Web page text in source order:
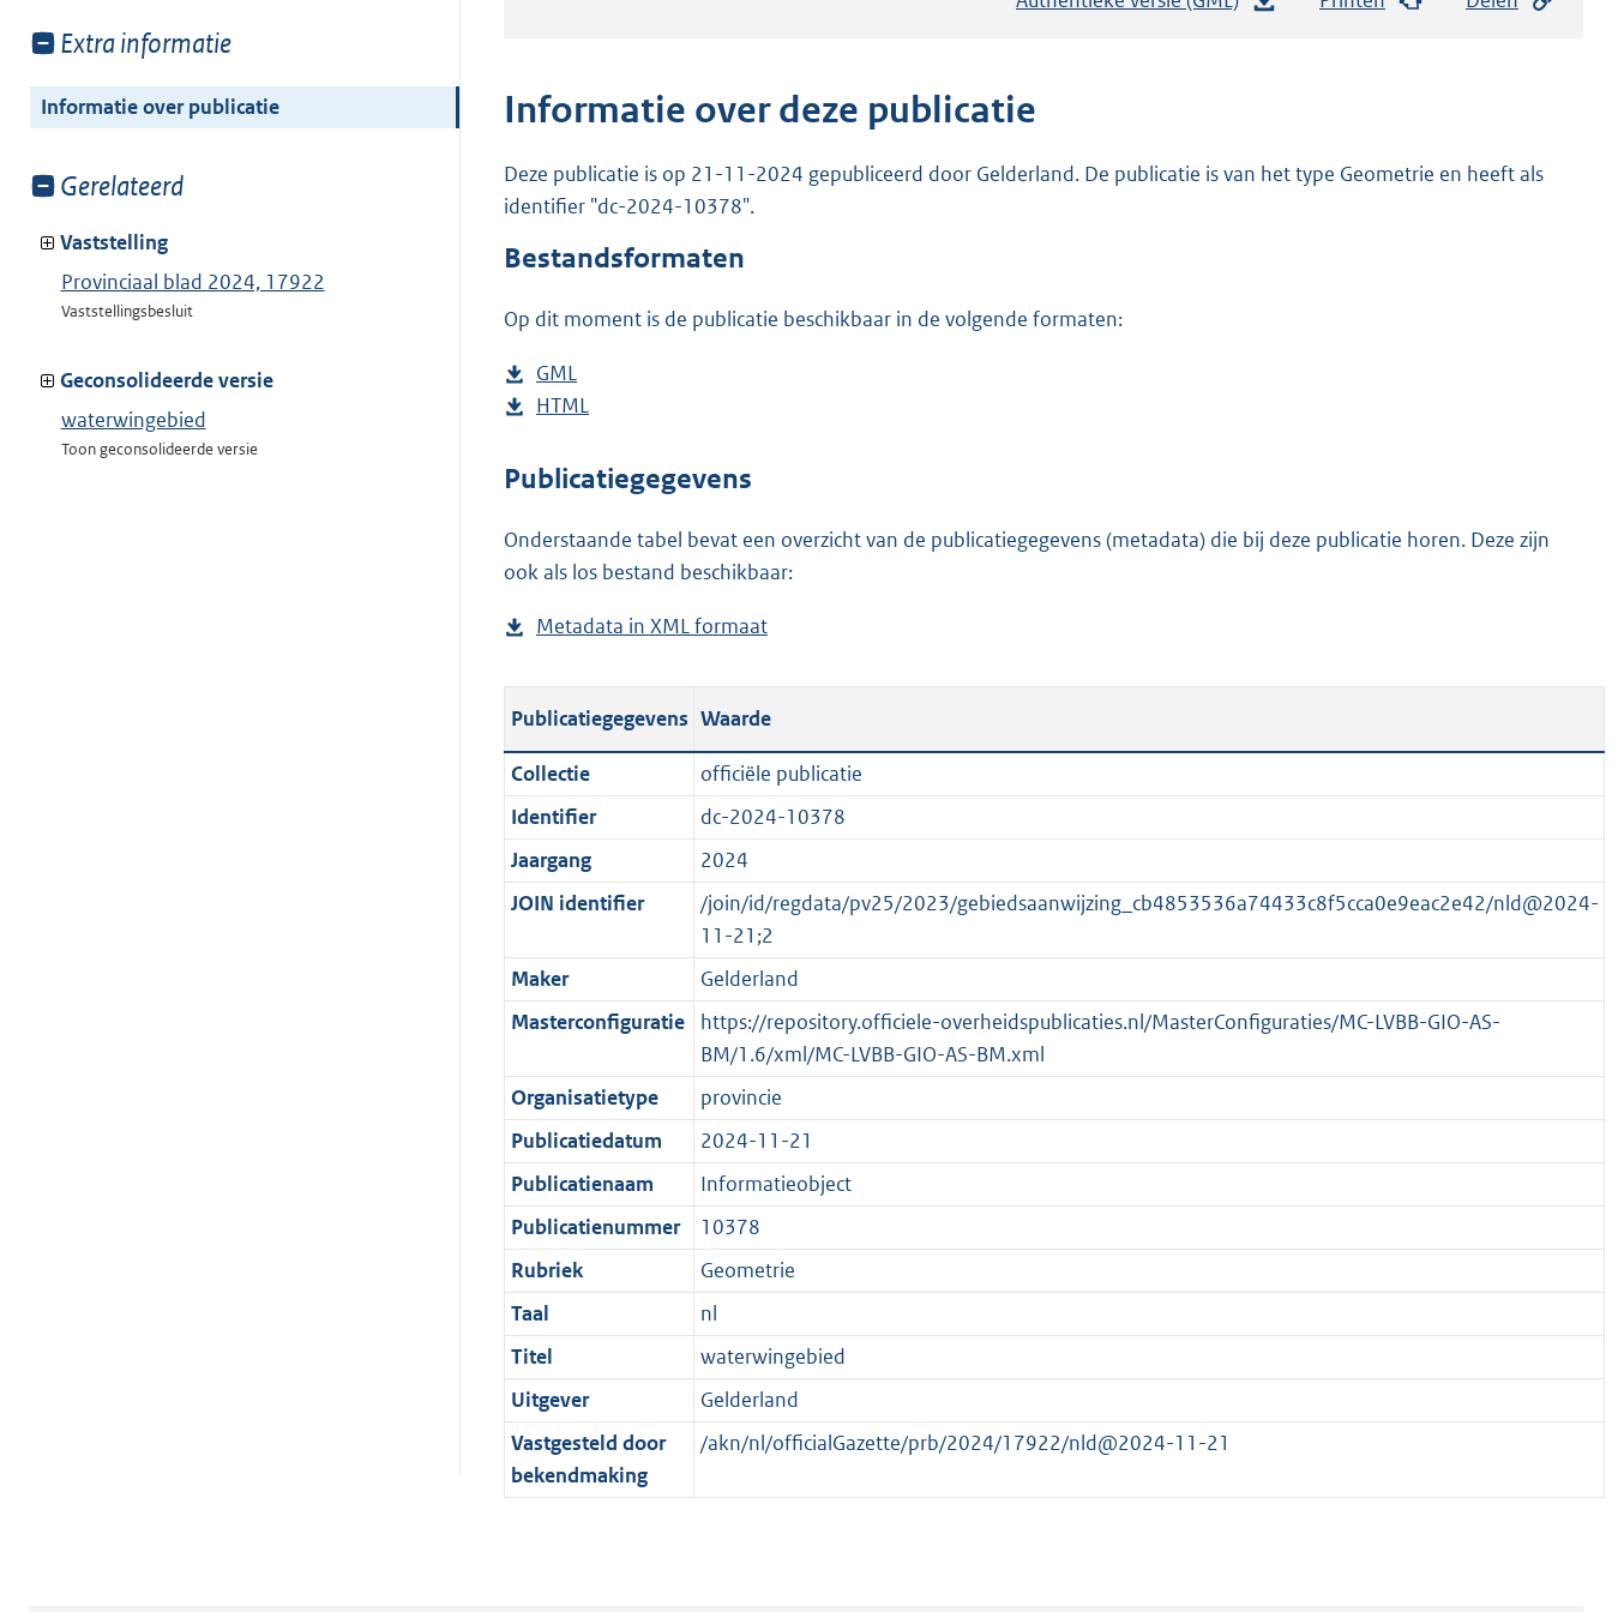
Toon
van:
Extra informatie
Informatie over publicatie
Toon
van:
Gerelateerd
Vaststelling
Provinciaal blad 2024, 17922
Vaststellingsbesluit
Geconsolideerde versie
waterwingebied
Toon geconsolideerde versie
5
Informatie over deze publicatie
Deze publicatie is op 21-11-2024 gepubliceerd door Gelderland. De publicatie is van het type Geometrie en heeft als
identifier "dc-2024-10378".
Bestandsformaten
Op dit moment is de publicatie beschikbaar in de volgende formaten:
D
o
n
o
a
p
l
i
c
a
t
i
i
n
f
r
m
a
a
t
GML
e
t
n
d
g
o
t
t
e
:
1
6
b
D
w
l
o
d
b
l
i
c
a
t
e
i
n
o
r
m
a
a
t
HTML
s
a
n
s
o
o
t
t
e
:
n
e
e
n
d
Publicatiegegevens
Onderstaande tabel bevat een overzicht van de publicatiegegevens (metadata) die bij deze publicatie horen. Deze zijn
ook als los bestand beschikbaar:
Metadata in XML formaat
s
t
a
n
d
g
r
o
o
t
t
e
:
2
K
b
Publicatiegegevens Waarde
Collectie
officiële publicatie
Identifier
dc-2024-10378
Jaargang
2024
JOIN identifier
/join/id/regdata/pv25/2023/gebiedsaanwijzing_cb4853536a74433c8f5cca0e9eac2e42/nld@2024-
11-21;2
Maker
Gelderland
Masterconfiguratie
https://repository.officiele-overheidspublicaties.nl/MasterConfiguraties/MC-LVBB-GIO-AS-
BM/1.6/xml/MC-LVBB-GIO-AS-BM.xml
Organisatietype
provincie
Publicatiedatum
2024-11-21
Publicatienaam
Informatieobject
Publicatienummer
10378
Rubriek
Geometrie
Taal
nl
Titel
waterwingebied
Uitgever
Gelderland
Vastgesteld door
bekendmaking
/akn/nl/officialGazette/prb/2024/17922/nld@2024-11-21